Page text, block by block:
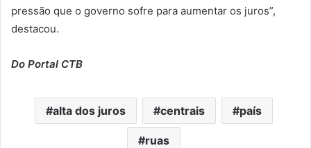
pressão que o governo sofre para aumentar os juros”,
destacou.
Do Portal CTB
alta dos juros centrais país
ruas